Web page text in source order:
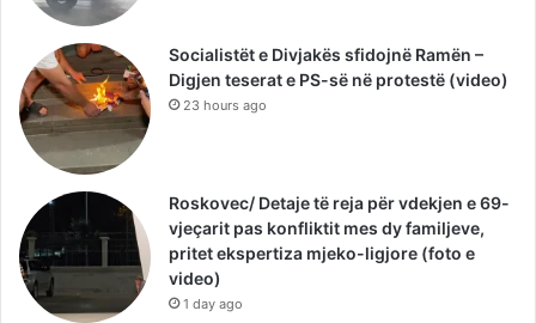
Socialistët e Divjakës sfidojnë Ramën –
Digjen teserat e PS-së në protestë (video)
23 hours ago
Roskovec/ Detaje të reja për vdekjen e 69-
vjeçarit pas konfliktit mes dy familjeve,
pritet ekspertiza mjeko-ligjore (foto e
video)
1 day ago